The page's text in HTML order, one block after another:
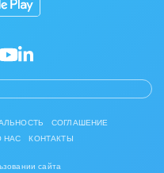
СОГЛАШЕНИЕ
НАС КОНТАКТЫ
сайта